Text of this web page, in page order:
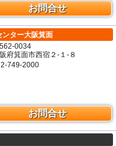
お問合せ
ンター大阪箕面
0034
府箕面市西宿２-１-８
749-2000
お問合せ